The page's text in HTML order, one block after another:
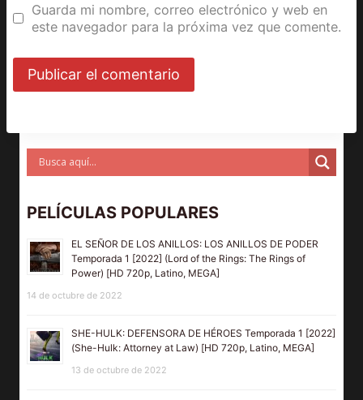
Guarda mi nombre, correo electrónico y web en
este navegador para la próxima vez que comente.
PELÍCULAS POPULARES
EL SEÑOR DE LOS ANILLOS: LOS ANILLOS DE PODER
Temporada 1 [2022] (Lord of the Rings: The Rings of
Power) [HD 720p, Latino, MEGA]
14 de octubre de 2022
SHE-HULK: DEFENSORA DE HÉROES Temporada 1 [2022]
(She-Hulk: Attorney at Law) [HD 720p, Latino, MEGA]
13 de octubre de 2022